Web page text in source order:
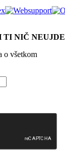
TI NIČ NEUJDE
o všetkom